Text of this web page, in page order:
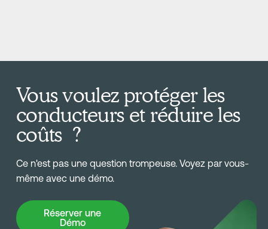
Vous voulez protéger les
conducteurs et réduire les
coûts ?
Ce n'est pas une question trompeuse. Voyez par vous-
même avec une démo.
Réserver une
Démo
Réserver une Démo